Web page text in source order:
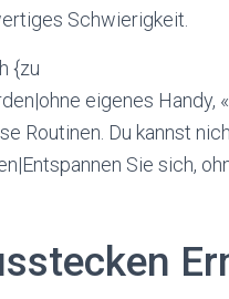
Schwierigkeit.
{zu
eigenes Handy,
Routinen. Du kannst
Sie sich,